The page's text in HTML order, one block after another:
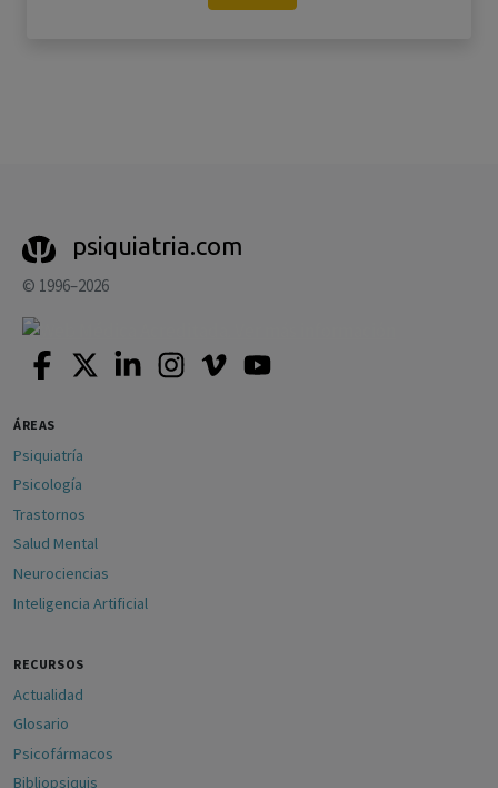
psiquiatria.com
© 1996–2026
ÁREAS
Psiquiatría
Psicología
Trastornos
Salud Mental
Neurociencias
Inteligencia Artificial
RECURSOS
Actualidad
Glosario
Psicofármacos
Bibliopsiquis